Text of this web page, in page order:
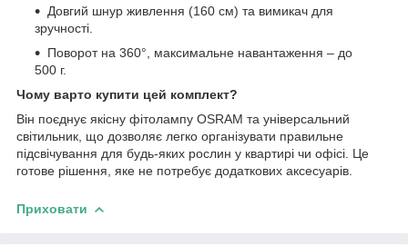
Довгий шнур живлення (160 см) та вимикач для
зручності.
Поворот на 360°, максимальне навантаження – до
500 г.
Чому варто купити цей комплект?
Він поєднує якісну фітолампу OSRAM та універсальний
світильник, що дозволяє легко організувати правильне
підсвічування для будь-яких рослин у квартирі чи офісі. Це
готове рішення, яке не потребує додаткових аксесуарів.
Приховати